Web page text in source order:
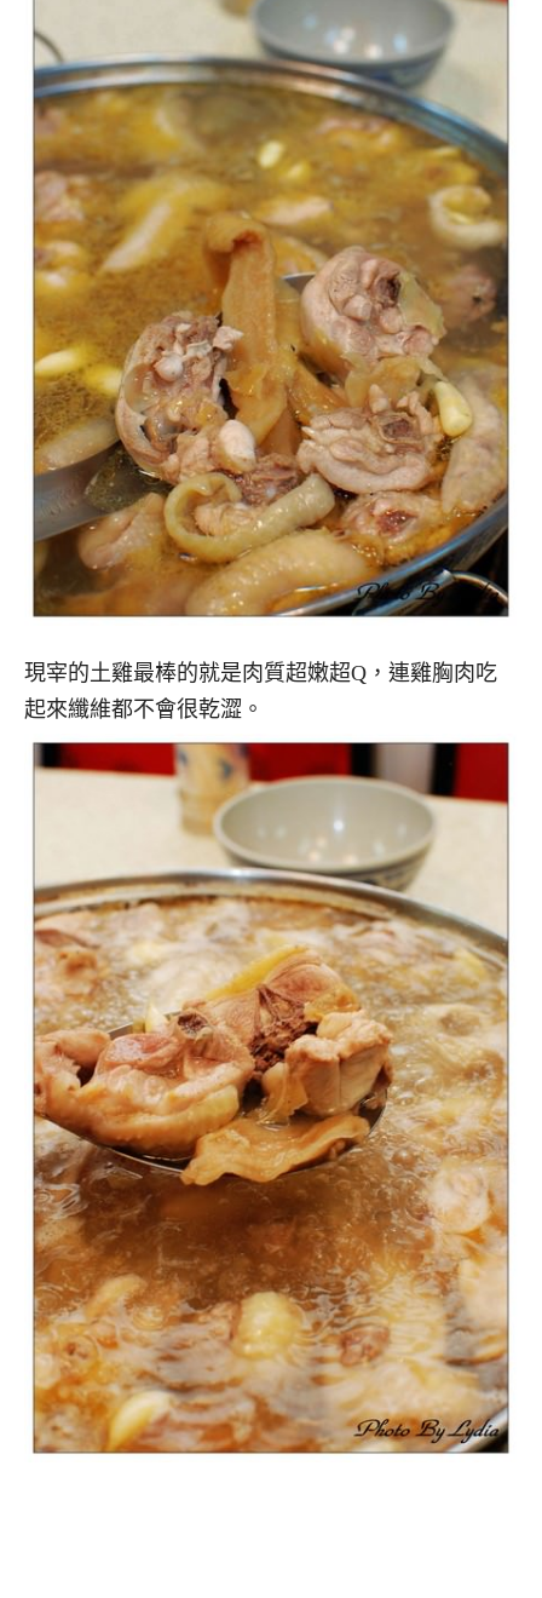
現宰的土雞最棒的就是肉質超嫩超Q，連雞胸肉吃
起來纖維都不會很乾澀。